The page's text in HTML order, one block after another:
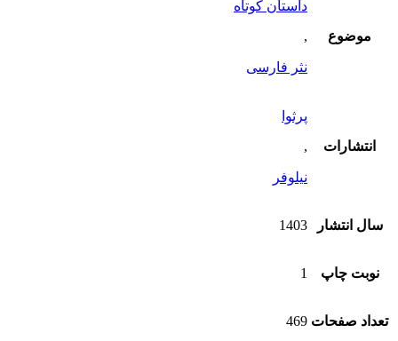
موضوع
داستان کوتاه
,
نثر فارسی
انتشارات
پرثوا
,
نیلوفر
سال انتشار 1403
نوبت چاپ 1
تعداد صفحات 469